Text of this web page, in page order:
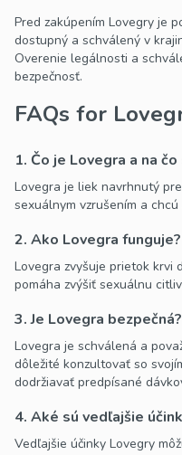
Pred zakúpením Lovegry je
dostupný a schválený v
Overenie legálnosti a
bezpečnosť.
FAQs for
1. Čo je Lovegra a na
Lovegra je liek navrhnutý
sexuálnym vzrušením a
2. Ako Lovegra funguje?
Lovegra zvyšuje prietok krvi
pomáha zvýšiť sexuálnu
3. Je Lovegra bezpečná?
Lovegra je schválená a
dôležité konzultovať so
dodržiavať predpísané
4. Aké sú vedľajšie
Vedľajšie účinky Lovegry